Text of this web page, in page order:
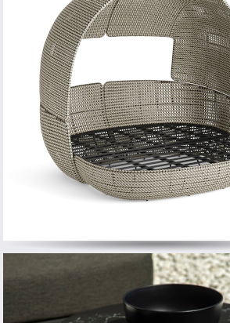
ab